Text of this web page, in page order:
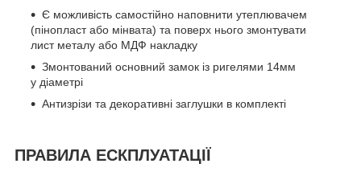
Є можливість самостійно наповнити утеплювачем
(пінопласт або мінвата) та поверх нього змонтувати
лист металу або МДФ накладку
Змонтований основний замок із ригелями 14мм
у діаметрі
Антизрізи та декоративні заглушки в комплекті
ПРАВИЛА ЕСКПЛУАТАЦІЇ